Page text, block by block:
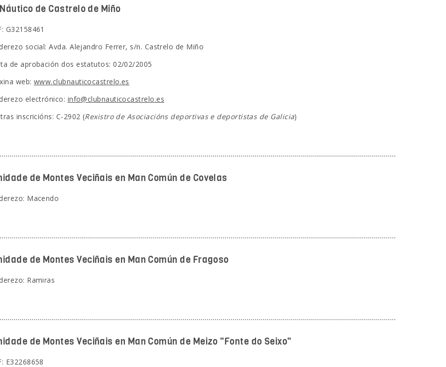
de Castrelo de Miño
G32158461
social: Avda. Alejandro Ferrer, s/n. Castrelo de Miño
de aprobación dos estatutos: 02/02/2005
web:www.clubnauticocastrelo.es
electrónico: info@clubnauticocastrelo.es
inscricións: C-2902 (Rexistro de Asociacións deportivas e deportistas de Galicia)
de Montes Veciñais en Man Común de Covelas
Macendo
de Montes Veciñais en Man Común de Fragoso
Ramiras
de Montes Veciñais en Man Común de Meizo "Fonte do Seixo"
E32268658